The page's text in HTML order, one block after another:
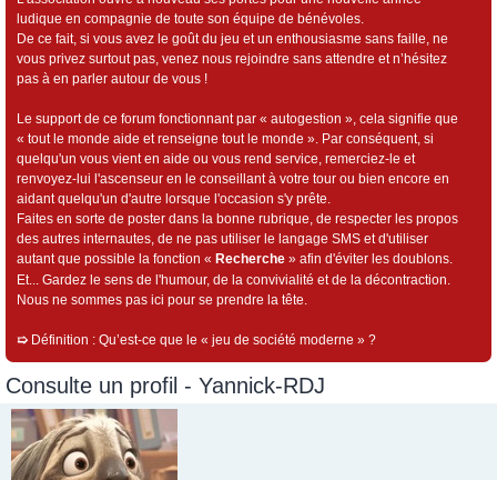
ludique en compagnie de toute son équipe de bénévoles.
De ce fait, si vous avez le goût du jeu et un enthousiasme sans faille, ne
vous privez surtout pas, venez nous rejoindre sans attendre et n’hésitez
pas à en parler autour de vous !
Le support de ce forum fonctionnant par « autogestion », cela signifie que
« tout le monde aide et renseigne tout le monde ». Par conséquent, si
quelqu'un vous vient en aide ou vous rend service, remerciez-le et
renvoyez-lui l'ascenseur en le conseillant à votre tour ou bien encore en
aidant quelqu'un d'autre lorsque l'occasion s'y prête.
Faites en sorte de poster dans la bonne rubrique, de respecter les propos
des autres internautes, de ne pas utiliser le langage SMS et d'utiliser
autant que possible la fonction « Recherche » afin d'éviter les doublons.
Et... Gardez le sens de l'humour, de la convivialité et de la décontraction.
Nous ne sommes pas ici pour se prendre la tête.
➯ Définition : Qu’est-ce que le « jeu de société moderne » ?
Consulte un profil - Yannick-RDJ